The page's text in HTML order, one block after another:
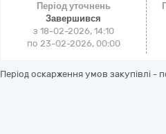
Період уточнень
Завершився
з 18-02-2026, 14:10
по 23-02-2026, 00:00
Період оскарження умов закупівлі -